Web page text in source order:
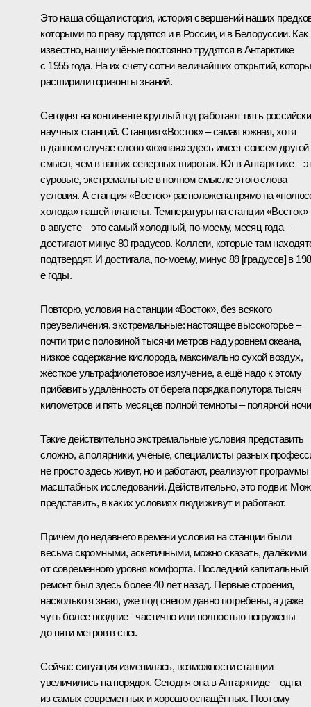
Это наша общая история, история свершений наших
которыми по праву гордятся и в России, и в Белоруссии. Как
известно, наши учёные постоянно трудятся в Антарктике
с 1955 года. На их счету сотни величайших открытий,
расширили горизонты знаний.
Сегодня на континенте круглый год работают пять
научных станций. Станция «Восток» – самая южная, хотя
в данном случае слово «южная» здесь имеет совсем другой
смысл, чем в наших северных широтах. Юг в Антарктике –
суровые, экстремальные в полном смысле этого слова
условия. А станция «Восток» расположена прямо на
холода» нашей планеты. Температуры на станции «Восток»
в августе – это самый холодный, по-моему, месяц года –
достигают минус 80 градусов. Коллеги, которые там
подтвердят. И достигала, по-моему, минус 89 [градусов] в
е годы.
Повторю, условия на станции «Восток», без всякого
преувеличения, экстремальные: настоящее высокогорье –
почти три с половиной тысячи метров над уровнем океана,
низкое содержание кислорода, максимально сухой воздух,
жёсткое ультрафиолетовое излучение, а ещё надо к этому
прибавить удалённость от берега порядка полутора тысяч
километров и пять месяцев полной темноты – полярной
Такие действительно экстремальные условия представить
сложно, а полярники, учёные, специалисты разных
не просто здесь живут, но и работают, реализуют программы
масштабных исследований. Действительно, это подвиг.
представить, в каких условиях люди живут и работают.
Причём до недавнего времени условия на станции были
весьма скромными, аскетичными, можно сказать, далёкими
от современного уровня комфорта. Последний капитальный
ремонт был здесь более 40 лет назад. Первые строения,
насколько я знаю, уже под снегом давно погребены, а даже
чуть более поздние –частично или полностью погружены
до пяти метров в снег.
Сейчас ситуация изменилась, возможности станции
увеличились на порядок. Сегодня она в Антарктиде – одна
из самых современных и хорошо оснащённых. Поэтому